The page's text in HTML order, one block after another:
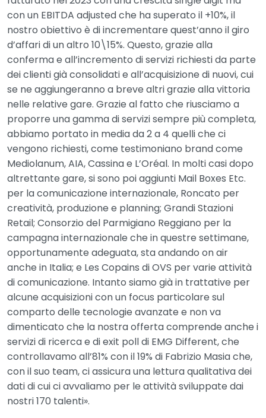
con un EBITDA adjusted che ha superato il +10%, il
nostro obiettivo è di incrementare quest’anno il giro
d’affari di un altro 10\15%. Questo, grazie alla
conferma e all’incremento di servizi richiesti da parte
dei clienti già consolidati e all’acquisizione di nuovi, cui
se ne aggiungeranno a breve altri grazie alla vittoria
nelle relative gare. Grazie al fatto che riusciamo a
proporre una gamma di servizi sempre più completa,
abbiamo portato in media da 2 a 4 quelli che ci
vengono richiesti, come testimoniano brand come
Mediolanum, AIA, Cassina e L’Oréal. In molti casi dopo
altrettante gare, si sono poi aggiunti Mail Boxes Etc.
per la comunicazione internazionale, Roncato per
creatività, produzione e planning; Grandi Stazioni
Retail; Consorzio del Parmigiano Reggiano per la
campagna internazionale che in questre settimane,
opportunamente adeguata, sta andando on air
anche in Italia; e Les Copains di OVS per varie attività
di comunicazione. Intanto siamo già in trattative per
alcune acquisizioni con un focus particolare sul
comparto delle tecnologie avanzate e non va
dimenticato che la nostra offerta comprende anche i
servizi di ricerca e di exit poll di EMG Different, che
controllavamo all’81% con il 19% di Fabrizio Masia che,
con il suo team, ci assicura una lettura qualitativa dei
dati di cui ci avvaliamo per le attività sviluppate dai
nostri 170 talenti».